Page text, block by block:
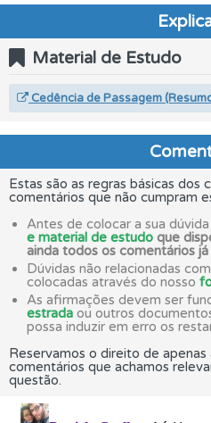
Material de Estudo
Cedência de Passagem
Estas são as regras básicas dos
comentários que não cumpram
Antes de colocar a sua dúvida
e material de estudo que
ainda todos os comentários
Dúvidas não relacionadas
colocadas através do nosso
As afirmações devem ser
estrada ou outros
possa induzir em erro os
Reservamos o direito de
comentários que achamos
questão.